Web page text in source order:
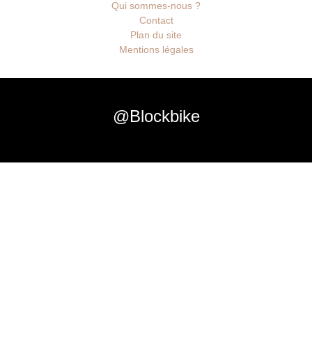
Qui sommes-nous ?
Contact
Plan du site
Mentions légales
@Blockbike